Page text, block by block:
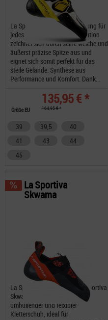
La Sportiva Solution, die Lösung für
jedes Kletterproblem. Der Solution
zeichnet sich durch seine weiche und
äußerst präzise Spitze aus und
eignet sich somit perfekt für das
steile Gelände. Synthese aus
Performance und Komfort. Dank...
135,95 € *
164,95 € *
Größe EU
39 39,5
40
41
43
44
45
La Sportiva Skwama Der La Sportiva
Skwama ist ein sensibler, gut
umhüllender und felxibler
Kletterschuh, ideal für
La Sportiva
Skwama